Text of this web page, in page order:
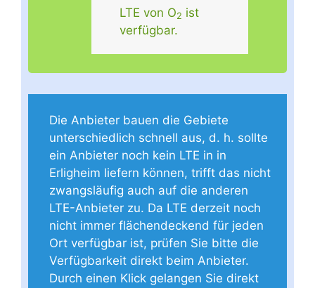
LTE von O2 ist
verfügbar.
Die Anbieter bauen die Gebiete
unterschiedlich schnell aus, d. h. sollte
ein Anbieter noch kein LTE in in
Erligheim liefern können, trifft das nicht
zwangsläufig auch auf die anderen
LTE-Anbieter zu. Da LTE derzeit noch
nicht immer flächendeckend für jeden
Ort verfügbar ist, prüfen Sie bitte die
Verfügbarkeit direkt beim Anbieter.
Durch einen Klick gelangen Sie direkt